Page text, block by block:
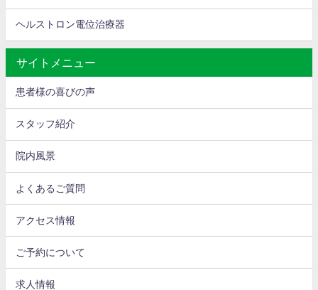
ヘルストロン電位治療器
サイトメニュー
患者様の喜びの声
スタッフ紹介
院内風景
よくあるご質問
アクセス情報
ご予約について
求人情報